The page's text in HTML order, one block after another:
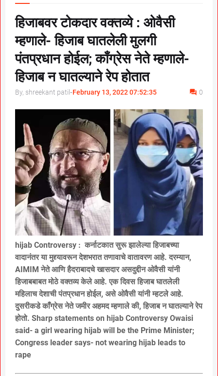
हिजाबवर टोकदार वक्तव्ये : ओवैसी
म्हणाले- हिजाब घातलेली मुलगी
पंतप्रधान होईल; काँग्रेस नेते म्हणाले-
हिजाब न घातल्याने रेप होतात
By, shreekant patil -February 13, 2022 07:52:35 0
hijab Controversy : कर्नाटकात सुरू झालेल्या हिजाबच्या
वादानंतर या मुद्द्यावरून देशभरात तणावाचे वातावरण आहे. दरम्यान,
AIMIM नेते आणि हैदराबादचे खासदार असदुद्दीन ओवैसी यांनी
हिजाबबाबत मोठे वक्तव्य केले आहे. एक दिवस हिजाब घातलेली
महिलाच देशाची पंतप्रधान होईल, असे ओवैसी यांनी म्हटले आहे.
दुसरीकडे काँग्रेस नेते जमीर अहमद म्हणाले की, हिजाब न घातल्याने रेप
होतो. Sharp statements on hijab Controversy Owaisi
said- a girl wearing hijab will be the Prime Minister;
Congress leader says- not wearing hijab leads to
rape